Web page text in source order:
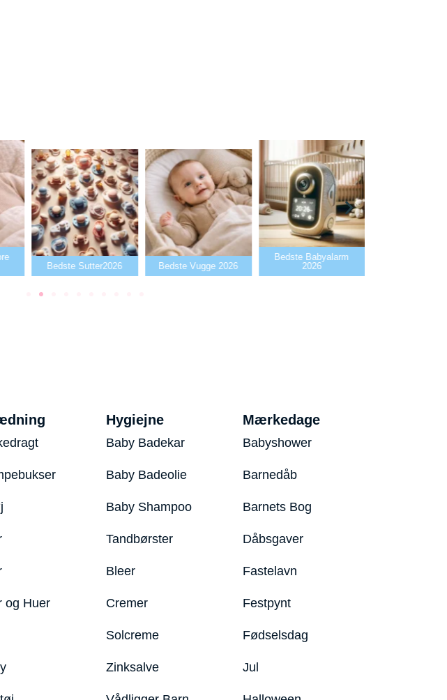
Bedste Sutter2026 Bedste Vugge 2026
Bedste Babyalarm
2026
og Huer
Hygiejne
Baby Badekar
Baby Badeolie
Baby Shampoo
Tandbørster
Bleer
Cremer
Solcreme
Zinksalve
Mærkedage
Babyshower
Barnedåb
Barnets Bog
Dåbsgaver
Fastelavn
Festpynt
Fødselsdag
Jul